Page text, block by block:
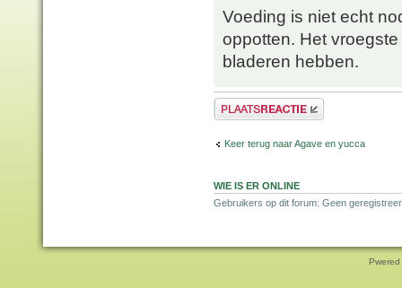
Voeding is niet echt
oppotten. Het
bladeren hebben.
Plaats een reactie
Keer terug naar Agave en yucca
WIE IS ER ONLINE
Gebruikers op dit forum: Geen